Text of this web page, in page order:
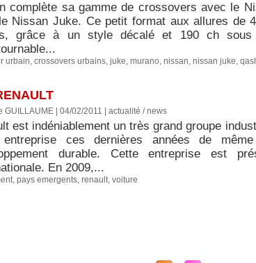
complète sa gamme de crossovers avec le
Nissan Juke. Ce petit format aux allures de
grâce à un style décalé et 190 ch
urbain, crossovers urbains, juke, murano, nissan, nissan juke,
GUILLAUME | 04/02/2011 actualité / news
est indéniablement un très grand groupe
ces dernières années de
durable. Cette entreprise est
En 2009,...
, pays emergents, renault, voiture